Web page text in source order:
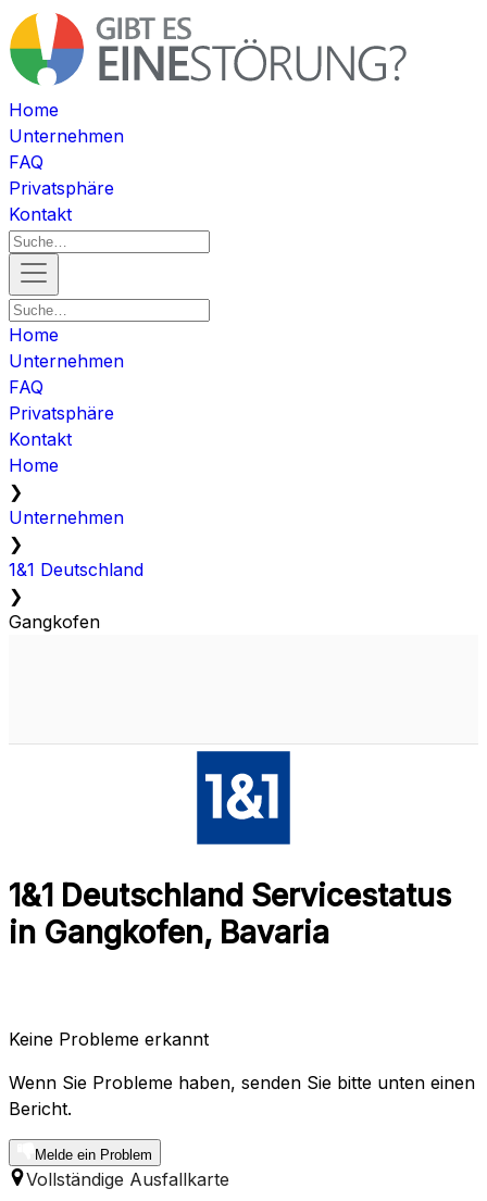
Home
Unternehmen
FAQ
Privatsphäre
Kontakt
Home
Unternehmen
FAQ
Privatsphäre
Kontakt
Home
❯
Unternehmen
❯
1&1 Deutschland
❯
Gangkofen
1&1 Deutschland Servicestatus
in Gangkofen, Bavaria
Keine Probleme erkannt
Wenn Sie Probleme haben, senden Sie bitte unten einen
Bericht.
Melde ein Problem
Vollständige Ausfallkarte